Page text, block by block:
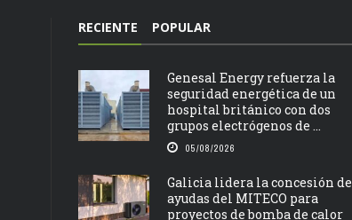
RECIENTE POPULAR
Genesal Energy refuerza la
seguridad energética de un
hospital británico con dos
grupos electrógenos de ...
05/08/2026
Galicia lidera la concesión de
ayudas del MITECO para
proyectos de bomba de calor